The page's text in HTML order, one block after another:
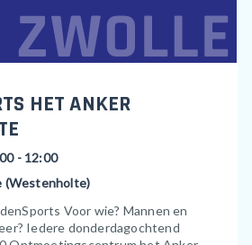
HET ANKER
- 12:00
(Westenholte)
Voor wie? Mannen en
Iedere donderdagochtend